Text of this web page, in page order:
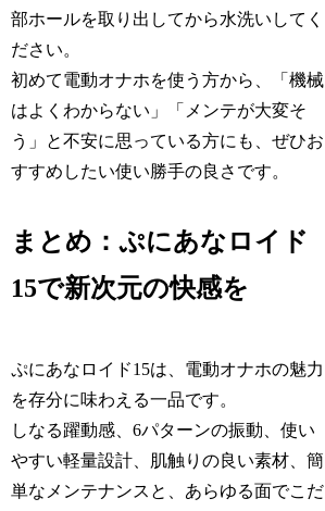
部ホールを取り出してから水洗いしてく
ださい。
初めて電動オナホを使う方から、「機械
はよくわからない」「メンテが大変そ
う」と不安に思っている方にも、ぜひお
すすめしたい使い勝手の良さです。
まとめ：ぷにあなロイド
15で新次元の快感を
ぷにあなロイド15は、電動オナホの魅力
を存分に味わえる一品です。
しなる躍動感、6パターンの振動、使い
やすい軽量設計、肌触りの良い素材、簡
単なメンテナンスと、あらゆる面でこだ